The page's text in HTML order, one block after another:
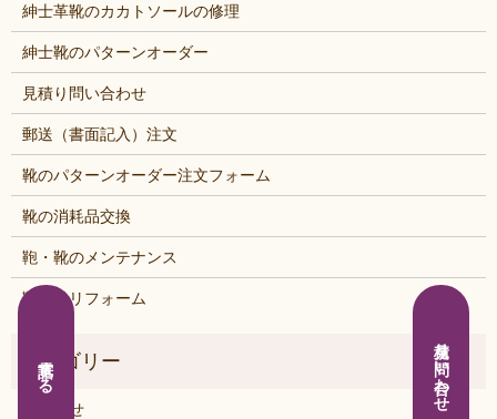
紳士革靴のカカトソールの修理
紳士靴のパターンオーダー
見積り問い合わせ
郵送（書面記入）注文
靴のパターンオーダー注文フォーム
靴の消耗品交換
鞄・靴のメンテナンス
鞄・靴リフォーム
お知らせ
電話する 見積り問い合わせ